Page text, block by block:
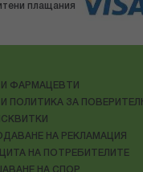
плащания
ФАРМАЦЕВТИ
ПОЛИТИКА ЗА
НА РЕКЛАМАЦИЯ
НА ПОТРЕБИТЕЛИТЕ
НА СПОР